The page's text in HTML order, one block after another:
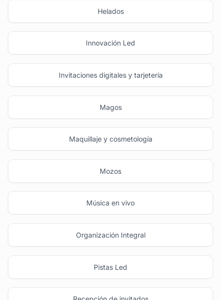
Helados
Innovación Led
Invitaciones digitales y tarjetería
Magos
Maquillaje y cosmetología
Mozos
Música en vivo
Organización Integral
Pistas Led